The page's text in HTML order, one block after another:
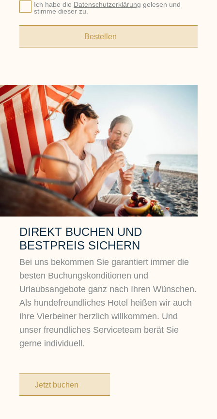
Ich habe die Datenschutzerklärung gelesen und
stimme dieser zu.
Bestellen
DIREKT BUCHEN UND
BESTPREIS SICHERN
Bei uns bekommen Sie garantiert immer die
besten Buchungskonditionen und
Urlaubsangebote ganz nach Ihren Wünschen.
Als hundefreundliches Hotel heißen wir auch
Ihre Vierbeiner herzlich willkommen. Und
unser freundliches Serviceteam berät Sie
gerne individuell.
Jetzt buchen